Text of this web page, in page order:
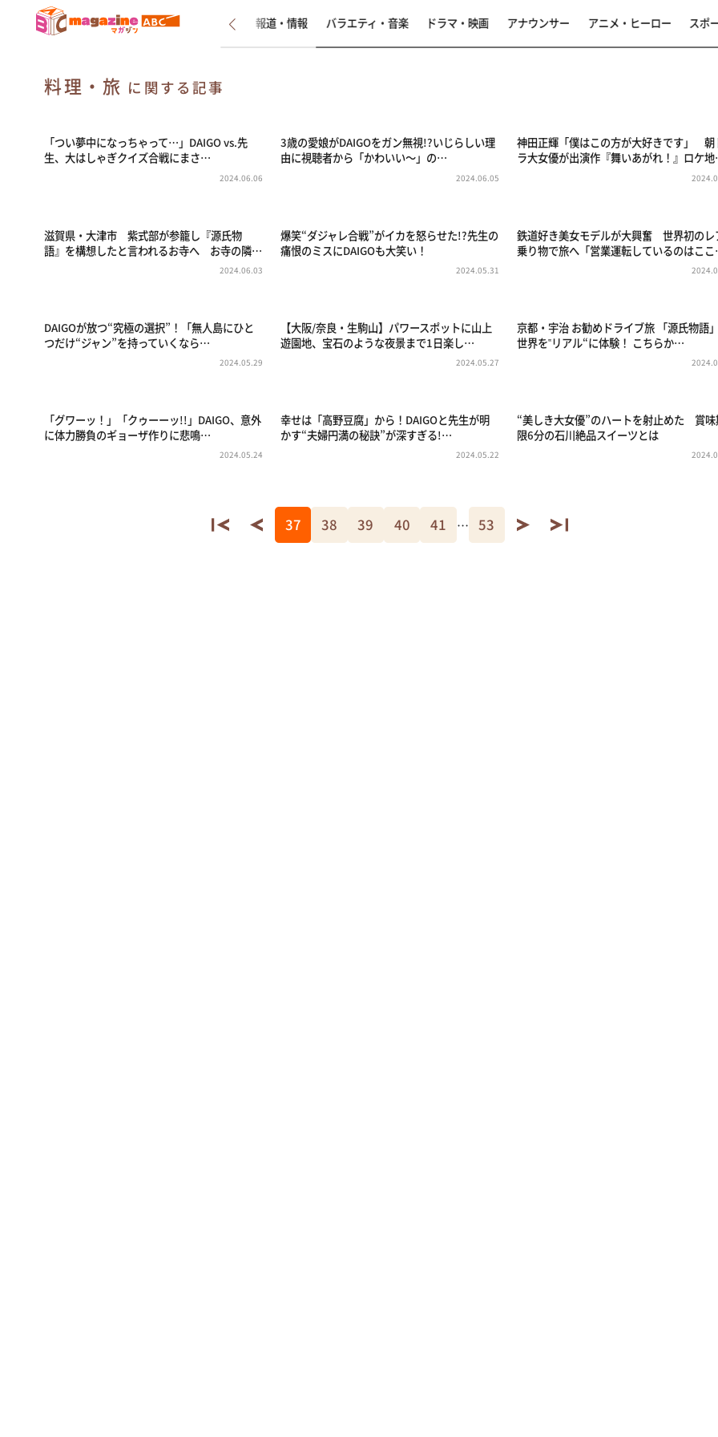
新着 インタビュー 報道・情報 バラエティ・音楽 ドラマ・映画 アナウンサー アニメ・ヒーロー スポ
料理・旅 に関する記事
「つい夢中になっちゃって…」DAIGO vs.先
生、大はしゃぎクイズ合戦にまさ…
2024.06.06
3歳の愛娘がDAIGOをガン無視!?いじらしい理
由に視聴者から「かわいい〜」の…
2024.06.05
神田正輝「僕はこの方が大好きです」 朝
ラ大女優が出演作『舞いあがれ！』ロケ
滋賀県・大津市 紫式部が参籠し『源氏物
語』を構想したと言われるお寺へ お寺の隣…
2024.06.03
爆笑“ダジャレ合戦”がイカを怒らせた!?先生の
痛恨のミスにDAIGOも大笑い！
2024.05.31
鉄道好き美女モデルが大興奮 世界初のレ
乗り物で旅へ「営業運転しているのはこ
DAIGOが放つ“究極の選択”！「無人島にひと
つだけ“ジャン”を持っていくなら…
2024.05.29
【大阪/奈良・生駒山】パワースポットに山上
遊園地、宝石のような夜景まで1日楽し…
2024.05.27
京都・宇治 お勧めドライブ旅 「源氏物語
世界を‟リアル“に体験！ こちらか…
「グワーッ！」「クゥーーッ!!」DAIGO、意外
に体力勝負のギョーザ作りに悲鳴…
2024.05.24
幸せは「高野豆腐」から！DAIGOと先生が明
かす“夫婦円満の秘訣”が深すぎる!…
2024.05.22
“美しき大女優”のハートを射止めた 賞味
限6分の石川絶品スイーツとは
37 38 39 40 41 … 53